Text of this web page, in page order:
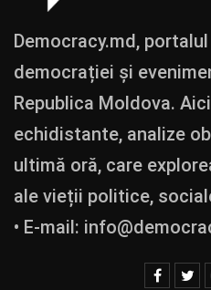
Democracy.md,
democrației și
Republica Moldova.
echidistante, analize
ultimă oră, care
ale vieții politice,
• E-mail: